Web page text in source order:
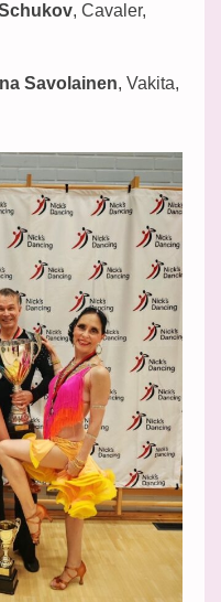
, Cavaler,
Savolainen, Vakita,